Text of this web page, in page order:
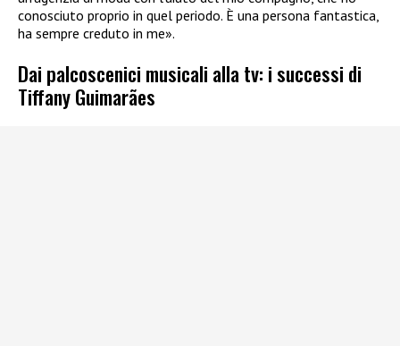
conosciuto proprio in quel periodo. È una persona fantastica,
ha sempre creduto in me».
Dai palcoscenici musicali alla tv: i successi di
Tiffany Guimarães